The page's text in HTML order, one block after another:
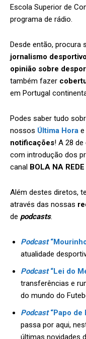
Escola Superior de
programa de rádio.
Desde então, procura
jornalismo desportivo
opinião sobre
também fazer
em Portugal
Podes saber tudo
nossos Última Hora
notificações! A 28
com introdução dos
canal BOLA NA
Além destes diretos,
através das nossas
de podcasts.
Podcast
atualidade
Podcast“Lei do
transferências e
do mundo do
Podcast“Papo de
passa por aqui,
últimas novidades